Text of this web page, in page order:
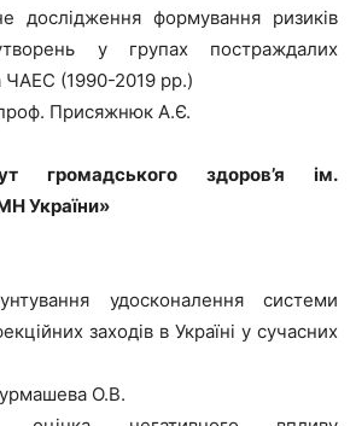
дослідження формування ризиків
у групах постраждалих
ЧАЕС (1990-2019 рр.)
Присяжнюк А.Є.
громадського здоров’я ім.
України»
удосконалення системи
заходів в Україні у сучасних
О.В.